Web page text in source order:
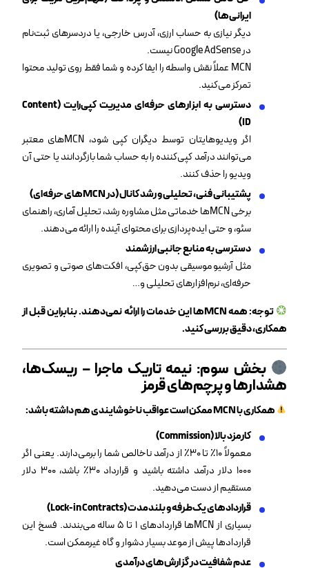
ایرانی‌ها)
دیگر نیازی به حساب ارزی، آدرس خارجی، یا دردسرهای ثبت‌نام
در Google AdSense نیست.
MCN عملاً نقش واسطه را ایفا کرده و شما فقط روی تولید محتوا
تمرکز می‌کنید.
دسترسی به ابزارهای حرفه‌ای مدیریت کپی‌رایت (Content
ID)
اگر ویدیوهایتان توسط دیگران کپی شود، MCNهای معتبر
می‌توانند درآمد کپی‌کننده را به حساب شما بازگردانند یا حتی آن
ویدیو را حذف کنند.
پشتیبانی فنی، تحلیلی و رشد کانال (در MCNهای حرفه‌ای)
برخی MCNها خدماتی مثل مشاوره رشد، تحلیل آماری، راهنمای
سئو، و حتی ایده‌پردازی برای محتوای آینده را ارائه می‌دهند.
دسترسی به منابع جانبی ارزشمند
مثل آرشیو موسیقی بدون حق‌کپی، افکت‌های صوتی و تصویری
حرفه‌ای، نرم‌افزارهای تحلیلی و…
توجه: همهMCN
ها این خدمات را ارائه نمی‌دهند. بنابراین قبل از
همکاری، دقیق بررسی کنید.
بخش سوم: نیمه تاریک ماجرا – ریسک‌ها،
هشدارها و پرچم‌های قرمز
همکاری با ممکن است عواقب ناخوشایندی هم داشته باشد:
کارمزد بالا (Commission)
معمولاً ۱۰٪ تا ۳۰٪ از درآمد ناخالص شما را برمی‌دارند. یعنی اگر
۱۰۰۰ دلار درآمد داشته باشید و قرارداد ۳۰٪ باشد، ۳۰۰ دلار
مستقیم از دست می‌دهید.
قراردادهای یک‌طرفه و بلندمدت (Lock-in Contracts)
بسیاری از MCNها قراردادهای ۱ تا ۵ ساله می‌بندند. فسخ این
قراردادها پیش از موعد بسیار دشوار و گاه غیرممکن است.
عدم شفافیت در گزارش‌های درآمدی